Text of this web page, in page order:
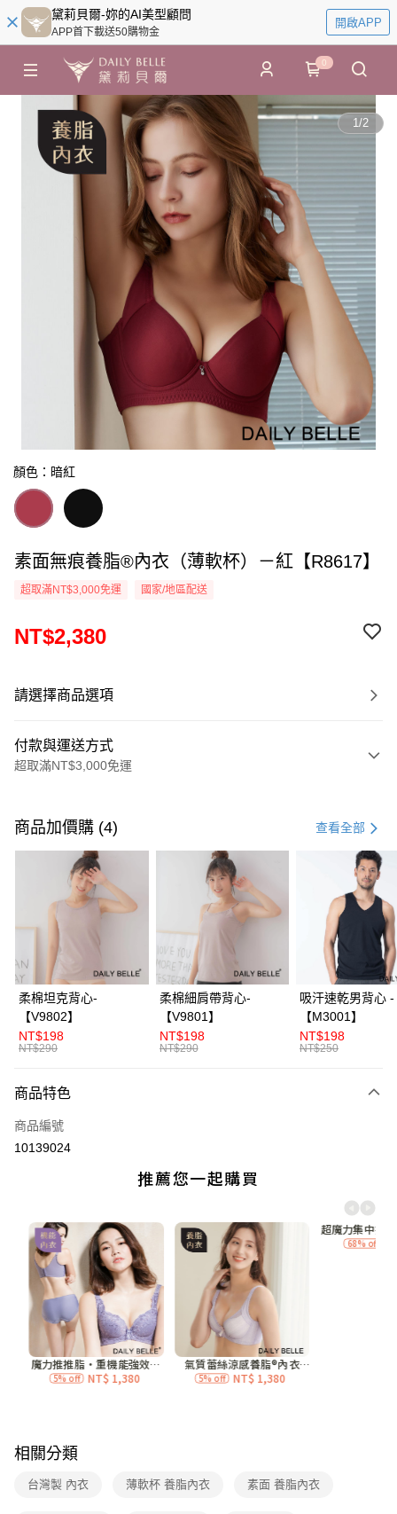
黛莉貝爾-妳的AI美型顧問
APP首下載送50購物金
開啟APP
0
1/2
顏色：暗紅
素面無痕養脂®內衣（薄軟杯）－紅【R8617】
超取滿NT$3,000免運 國家/地區配送
NT$2,380
請選擇商品選項
付款與運送方式
超取滿NT$3,000免運
信用卡一次付款
信用卡分期付款
3 期 0 利率 每期 21家銀行
合作金庫商業銀行
第一商業銀行
華南商業銀行
上海商業儲蓄銀行
台北富邦商業銀行
國泰世華商業銀行
兆豐國際商業銀行
臺灣中小企業銀行
台中商業銀行
匯豐（台灣）商業銀行
華泰商業銀行
聯邦商業銀行
元大商業銀行
台灣樂天信用卡公司
超商取貨付款
LINE Pay
Apple Pay
街口支付
ATM付款
運送方式
全家付款取貨
每筆NT$70，滿NT$3,000(含以上)免運費
7-11付款取貨
每筆NT$70，滿NT$3,000(含以上)免運費
付款後7-11取貨
每筆NT$70，滿NT$3,000(含以上)免運費
宅配
每筆NT$120，滿NT$3,000(含以上)免運費
海外
商品加價購 (4) 查看全部
柔棉坦克背心-
【V9802】
NT$198
NT$290
柔棉細肩帶背心-
【V9801】
NT$198
NT$290
吸汗速乾男背心 -
【M3001】
NT$198
NT$250
商品特色
商品編號
10139024
相關分類
台灣製 內衣 薄軟杯 養脂內衣 素面 養脂內衣